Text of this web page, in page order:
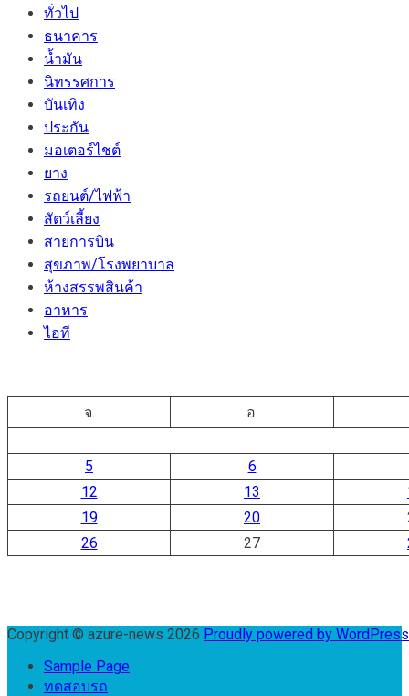
ทั่วไป
ธนาคาร
น้ำมัน
นิทรรศการ
บันเทิง
ประกัน
มอเตอร์ไชต์
ยาง
รถยนต์/ไฟฟ้า
สัตว์เลี้ยง
สายการบิน
สุขภาพ/โรงพยาบาล
ห้างสรรพสินค้า
อาหาร
ไอที
จ. อ.
5
6
12
13
19
20
26
27
Copyright © azure-news 2026 Proudly powered by
Sample Page
ทดสอบรถ